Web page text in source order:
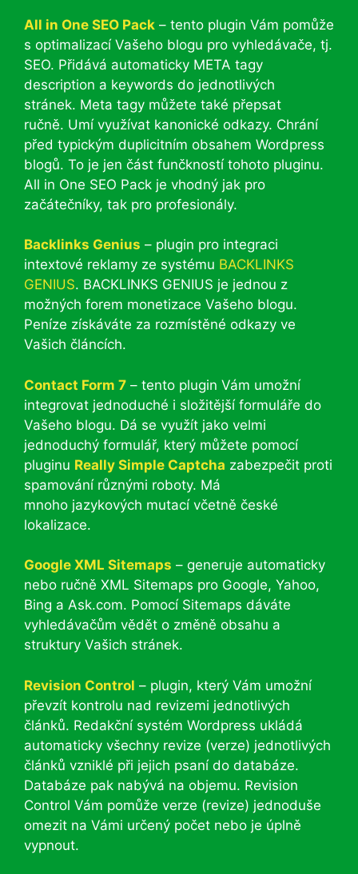
All in One SEO Pack – tento plugin Vám pomůže
s optimalizací Vašeho blogu pro vyhledávače, tj.
SEO. Přidává automaticky META tagy
description a keywords do jednotlivých
stránek. Meta tagy můžete také přepsat
ručně. Umí využívat kanonické odkazy. Chrání
před typickým duplicitním obsahem Wordpress
blogů. To je jen část funčkností tohoto pluginu.
All in One SEO Pack je vhodný jak pro
začátečníky, tak pro profesionály.
Backlinks Genius – plugin pro integraci
intextové reklamy ze systému BACKLINKS
GENIUS. BACKLINKS GENIUS je jednou z
možných forem monetizace Vašeho blogu.
Peníze získáváte za rozmístěné odkazy ve
Vašich článcích.
Contact Form 7 – tento plugin Vám umožní
integrovat jednoduché i složitější formuláře do
Vašeho blogu. Dá se využít jako velmi
jednoduchý formulář, který můžete pomocí
pluginu Really Simple Captcha zabezpečit proti
spamování různými roboty. Má
mnoho jazykových mutací včetně české
lokalizace.
Google XML Sitemaps – generuje automaticky
nebo ručně XML Sitemaps pro Google, Yahoo,
Bing a Ask.com. Pomocí Sitemaps dáváte
vyhledávačům vědět o změně obsahu a
struktury Vašich stránek.
Revision Control – plugin, který Vám umožní
převzít kontrolu nad revizemi jednotlivých
článků. Redakční systém Wordpress ukládá
automaticky všechny revize (verze) jednotlivých
článků vzniklé při jejich psaní do databáze.
Databáze pak nabývá na objemu. Revision
Control Vám pomůže verze (revize) jednoduše
omezit na Vámi určený počet nebo je úplně
vypnout.